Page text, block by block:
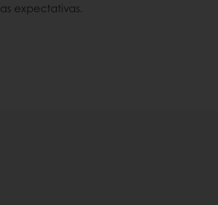
expectativas.